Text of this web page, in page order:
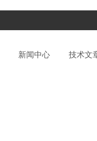
新闻中心 技术文